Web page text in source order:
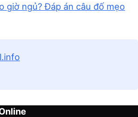
giờ ngủ? Đáp án câu đố mẹo